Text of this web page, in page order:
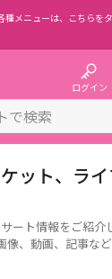
メニューは、
こちらを
ログイン
ット、ラ
ート情報をご紹介
像、動画、記事な